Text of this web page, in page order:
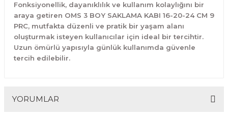
Fonksiyonellik, dayanıklılık ve kullanım kolaylığını bir
araya getiren OMS 3 BOY SAKLAMA KABI 16-20-24 CM 9
PRC, mutfakta düzenli ve pratik bir yaşam alanı
oluşturmak isteyen kullanıcılar için ideal bir tercihtir.
Uzun ömürlü yapısıyla günlük kullanımda güvenle
tercih edilebilir.
YORUMLAR